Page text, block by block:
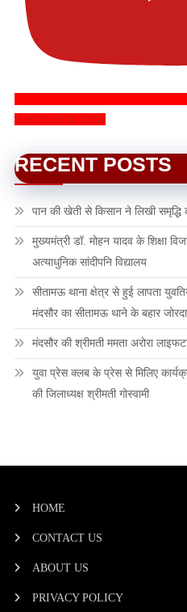
SUBSCRIBE NOW
RECENT POSTS
पान की खेती से किसान ने लिखी समृद्धि
मुख्यमंत्री डॉ. मोहन यादव के शिक्षा
अत्याधुनिक सांदीपनि विद्यालय
सीतामऊ थाना क्षेत्र से हुई लापता
मंदसौर का सीतामऊ थाने के बहार
मंदसौर की श्रीमती ममता अरोरा
युवा प्रेस क्लब के प्रेस से मिलिए
की जिलाध्यक्ष श्रीमती गोस्वामी
HOME
CONTACT US
ABOUT US
PRIVACY POLICY